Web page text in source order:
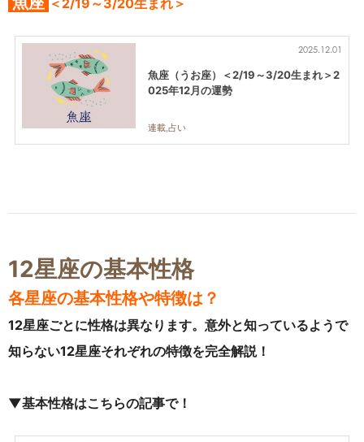
2025.12.01
魚座（うお座）＜2/19～3/20生まれ＞2
025年12月の運勢
連載,占い
12星座の基本性格
各星座の基本性格や特徴は？
12星座ごとに性格は異なります。意外と知っているようで
知らない12星座それぞれの特徴を完全解説！
▼基本性格はこちらの記事で！